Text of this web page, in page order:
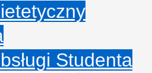
Studenta